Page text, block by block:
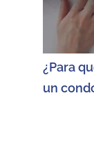
¿Para
un